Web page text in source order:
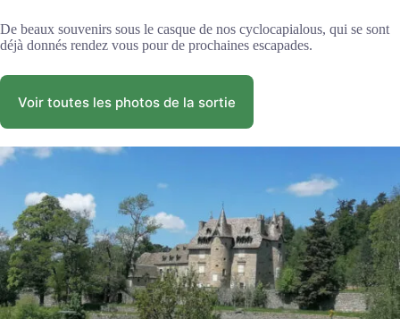
De beaux souvenirs sous le casque de nos cyclocapialous, qui se sont
déjà donnés rendez vous pour de prochaines escapades.
Voir toutes les photos de la sortie